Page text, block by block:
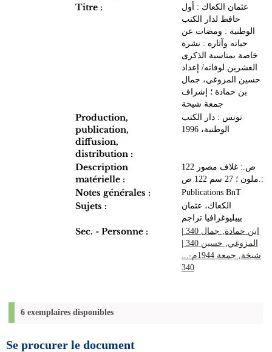
Titre :
عثمان الكعاك : أول
حافظ لدار الكتب
الوطنية : ومضات عن
حياته وآثاره : نشرة
خاصة بمناسبة الذكرى
العشرين لوفاته/ إعداد
حسين المزوغي، جمال
بن حمادة ؛ إشراف
جمعة شيخة
Production,
publication,
diffusion,
distribution :
تونس : دار الكتب
الوطنية، 1996
Description
matérielle :
122 ص.: غلاف مصور
ملون ؛ 27 سم 122 ص.:
Notes générales : Publications BnT
Sujets :
الكعاك، عثمان
بيبليوغرافيا تراجم
Sec. - Personne : ابن حمادة, جمال 340
المزوغي‏, ‏حسين‏ 340
شيخة, جمعة 1944م-...
340
6 exemplaires disponibles
Se procurer le document